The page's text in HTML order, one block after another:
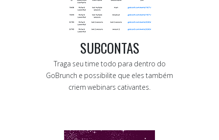
SUBCONTAS
Traga seu time todo para dentro do
GoBrunch e possibilite que eles também
criem webinars cativantes.